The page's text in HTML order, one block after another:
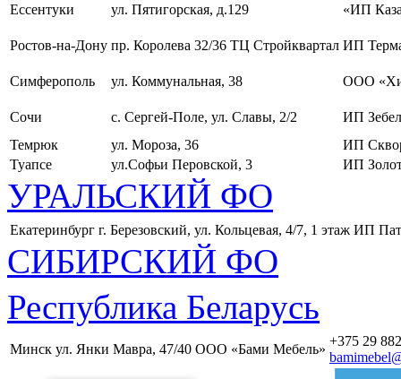
Ессентуки ул. Пятигорская, д.129 «ИП
Ростов-на-Дону пр. Королева 32/36 ТЦ Стройквартал ИП
Симферополь ул. Коммунальная, 38 ООО
Сочи с. Сергей-Поле, ул. Славы, 2/2
ИП
Темрюк
ул. Мороза, 36
ИП
Туапсе
ул.Софьи Перовской, 3 ИП
УРАЛЬСКИЙ ФО
Екатеринбург г. Березовский, ул. Кольцевая, 4/7, 1 этаж ИП
СИБИРСКИЙ ФО
Республика Беларусь
Минск ул. Янки Мавра, 47/40 ООО «Бами Мебель»
+375 29